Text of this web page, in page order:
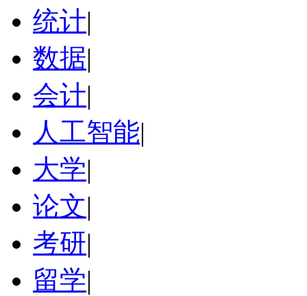
统计|
数据|
会计|
人工智能|
大学|
论文|
考研|
留学|